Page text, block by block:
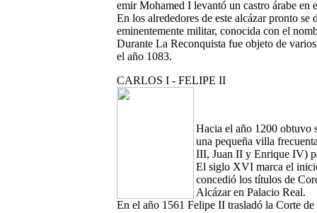
emir Mohamed I levantó un castro árabe en
En los alrededores de este alcázar pronto
eminentemente militar, conocida con el
Durante La Reconquista fue objeto de
el año 1083.
CARLOS I - FELIPE II
Hacia el año 1200 obtuvo
una pequeña villa
III, Juan II y Enrique IV)
El siglo XVI marca el
concedió los títulos de
Alcázar en Palacio Real.
En el año 1561 Felipe II trasladó la Corte